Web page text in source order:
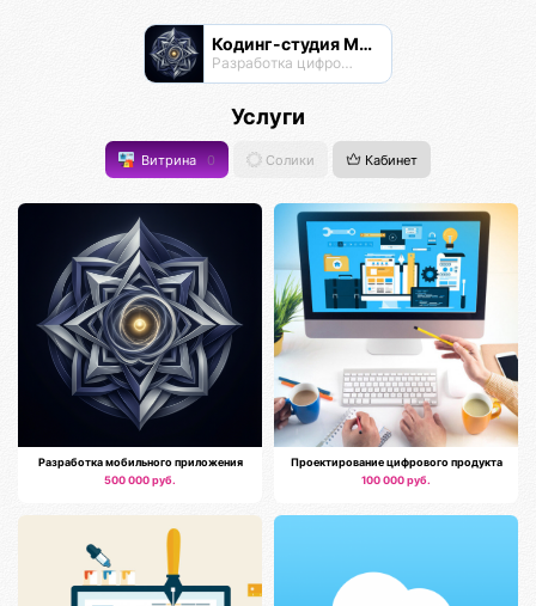
Кодинг-студия Магнатор
Разработка цифровых продуктов
Услуги
Витрина 0 Солики Кабинет
Разработка мобильного приложения
500 000 руб.
Проектирование цифрового продукта
100 000 руб.